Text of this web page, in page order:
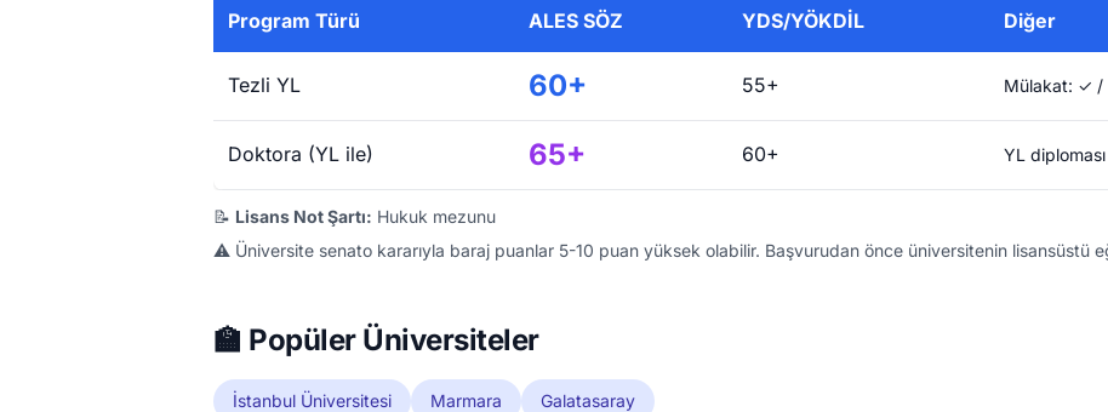
Program Türü ALES SÖZ YDS/YÖKDİL Diğer
Tezli YL 60+ 55+ Mülakat: ✓ /
Doktora (YL ile) 65+ 60+ YL
📝 Lisans Not Şartı: Hukuk mezunu
⚠️ Üniversite senato kararıyla baraj puanlar 5-10 puan yüksek olabilir. Başvurudan önce üniversitenin lisansüstü
🏫 Popüler Üniversiteler
İstanbul Üniversitesi Marmara Galatasaray